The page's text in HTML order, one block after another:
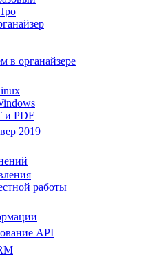
в органайзере
и PDF
2019
работы
API